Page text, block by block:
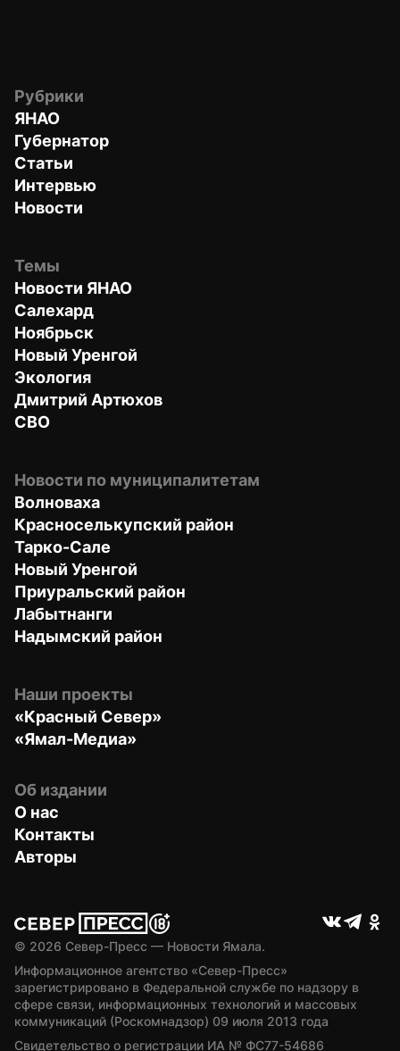
Рубрики
ЯНАО
Губернатор
Статьи
Интервью
Новости
Темы
Новости ЯНАО
Салехард
Ноябрьск
Новый Уренгой
Экология
Дмитрий Артюхов
СВО
Новости по муниципалитетам
Волноваха
Красноселькупский район
Тарко-Сале
Новый Уренгой
Приуральский район
Лабытнанги
Надымский район
Наши проекты
«Красный Север»
«Ямал-Медиа»
Об издании
О нас
Контакты
Авторы
© 2026 Север-Пресс — Новости Ямала.
Информационное агентство «Север-Пресс»
зарегистрировано в Федеральной службе по надзору в
сфере связи, информационных технологий и массовых
коммуникаций (Роскомнадзор) 09 июля 2013 года
Свидетельство о регистрации ИА № ФС77-54686